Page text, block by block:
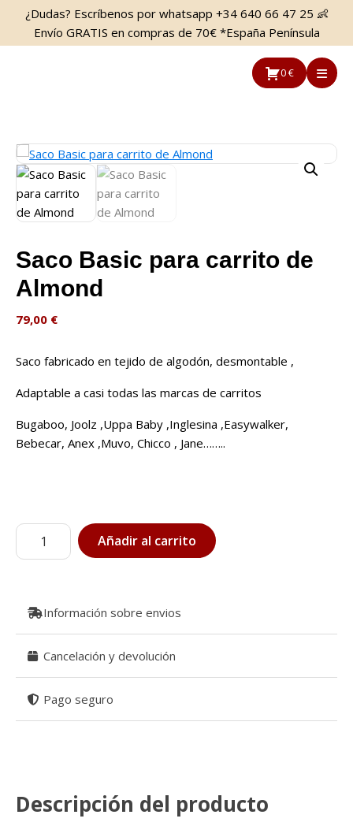
Saltar
contenido
Saltar
la
¿Dudas? Escríbenos por whatsapp +34 640 66 47 25 👶
Envío GRATIS en compras de 70€ *España Península
0 €
Saco Basic para carrito de
Almond
79,00 €
Saco fabricado en tejido de algodón, desmontable ,
Adaptable a casi todas las marcas de carritos
Bugaboo, Joolz ,Uppa Baby ,Inglesina ,Easywalker,
Bebecar, Anex ,Muvo, Chicco , Jane……..
Saco
Basic
de
Añadir al carrito
Información sobre envios
Cancelación y devolución
Pago seguro
Descripción del producto